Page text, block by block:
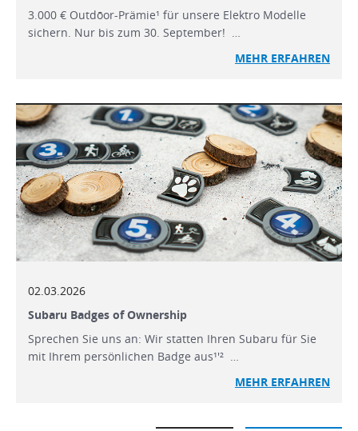
3.000 € Outdōor-Prämie¹ für unsere Elektro Modelle
sichern. Nur bis zum 30. September! …
MEHR ERFAHREN
02.03.2026
Subaru Badges of Ownership
Sprechen Sie uns an: Wir statten Ihren Subaru für Sie
mit Ihrem persönlichen Badge aus¹'² …
MEHR ERFAHREN